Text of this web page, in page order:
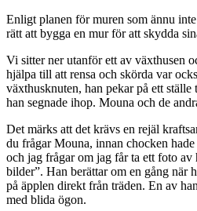
Enligt planen för muren som ännu
rätt att bygga en mur för att skydda
Vi sitter ner utanför ett av växthusen
hjälpa till att rensa och skörda var
växthusknuten, han pekar på ett
han segnade ihop. Mouna och de
Det märks att det krävs en rejäl
du frågar Mouna, innan chocken
och jag frågar om jag får ta ett foto
bilder”. Han berättar om en gång när
på äpplen direkt från träden. En av
med blida ögon.